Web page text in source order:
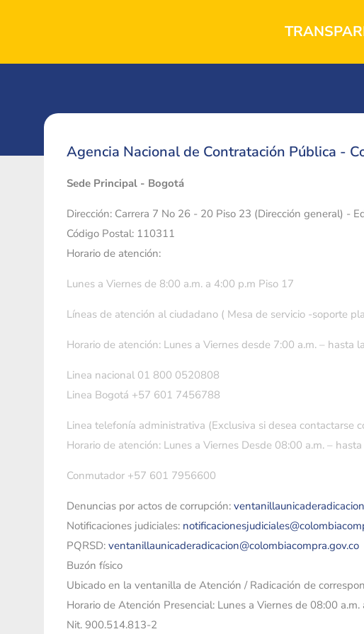
Agencia Nacional de Contratación Pública -
Sede Principal - Bogotá
Dirección: Carrera 7 No 26 - 20 Piso 23 (Dirección general) -
Código Postal: 110311
Horario de atención:
Lunes a Viernes de 8:00 a.m. a 4:00 p.m Piso 17
Líneas de atención al ciudadano ( Mesa de servicio -soporte
Horario de atención: Lunes a Viernes desde 7:00 a.m. –
Linea nacional 01 800 0520808
Linea Bogotá +57 601 7456788
Linea telefonía administrativa (Exclusiva si desea contactarse
Horario de atención: Lunes a Viernes Desde 08:00 a.m. –
Conmutador +57 601 7956600
Denuncias por actos de corrupción:
Notificaciones judiciales:
PQRSD: ventanillaunicaderadicacion@colombiacompra.gov.co
Buzón físico
Ubicado en la ventanilla de Atención / Radicación de
Horario de Atención Presencial: Lunes a Viernes de 08:00 a.m.
Nit. 900.514.813-2